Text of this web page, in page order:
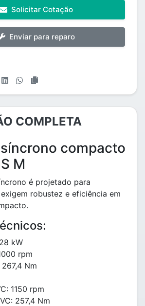
Solicitar Cotação
Enviar para reparo
COMPLETA
compacto
M
é projetado para
robustez e eficiência em
kW
rpm
Nm
1150 rpm
257,4 Nm